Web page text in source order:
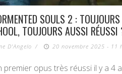
SOULS 2 :
TOUJOURS AUSSI RÉUSSI
D'Angelo / 20 novembre 2025 - 11
premier opus très réussi il y a 4